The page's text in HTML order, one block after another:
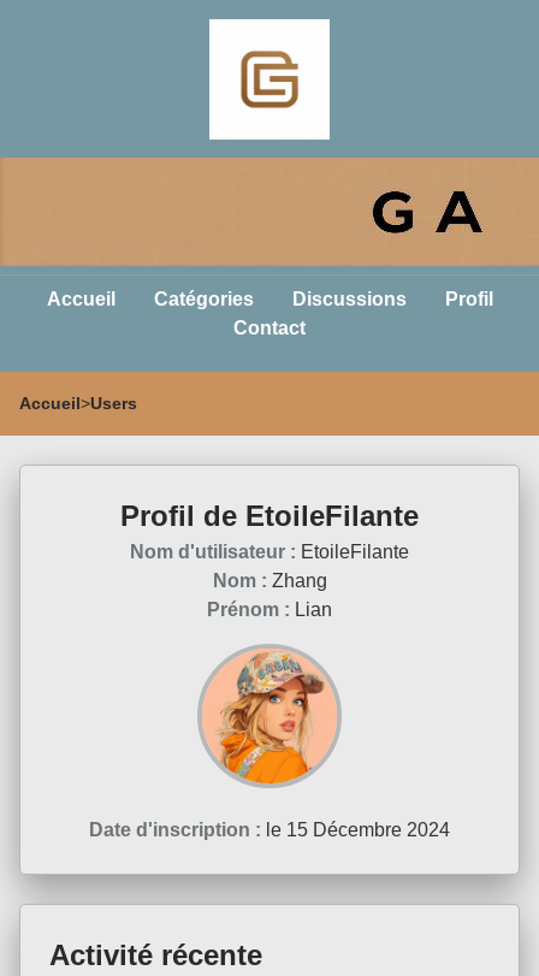
Accueil Catégories Discussions
Profil
Contact
Accueil>Users
Profil de EtoileFilante
Nom d'utilisateur : EtoileFilante
Nom : Zhang
Prénom : Lian
Date d'inscription : le 15 Décembre 2024
Activité récente